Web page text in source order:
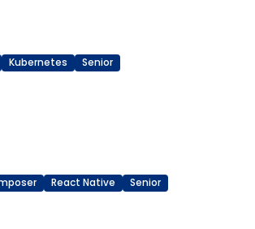
Kubernetes Senior
React Native Senior